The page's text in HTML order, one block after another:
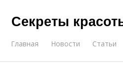
Секреты
Главная Новости Статьи